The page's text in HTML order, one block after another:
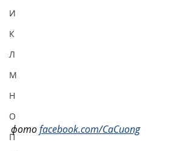
И
К
Л
М
Н
О
П
фото facebook.com/CaCuong